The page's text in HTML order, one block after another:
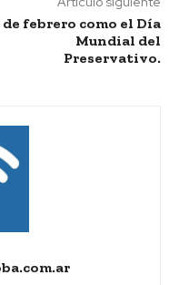
de febrero como el Día
Mundial del
Preservativo.